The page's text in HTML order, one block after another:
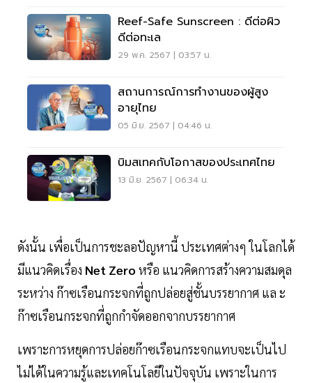
Reef-Safe Sunscreen : ดีต่อผิว
ดีต่อทะเล
29 พ.ค. 2567 | 03:57 น.
สถานการณ์การทำงานของผู้สูง
อายุไทย
05 มิ.ย. 2567 | 04:46 น.
บิมสเทคกับโอกาสของประเทศไทย
13 มิ.ย. 2567 | 06:34 น.
ดังนั้น เพื่อเป็นการชะลอปัญหานี้ ประเทศต่างๆ ในโลกได้
มีแนวคิดเรื่อง Net Zero หรือ แนวคิดการสร้างความสมดุล
ระหว่าง ก๊าซเรือนกระจกที่ถูกปล่อยสู่ชั้นบรรยากาศ แล ะ
ก๊าซเรือนกระจกที่ถูกกำจัดออกจากบรรยากาศ
เพราะการหยุดการปล่อยก๊าซเรือนกระจกแทบจะเป็นไป
ไม่ได้ในความรู้และเทคโนโลยีในปัจจุบัน เพราะในการ